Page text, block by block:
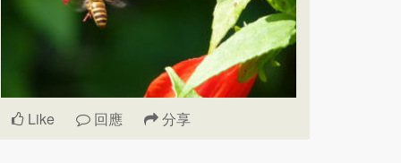
Like 回應 分享